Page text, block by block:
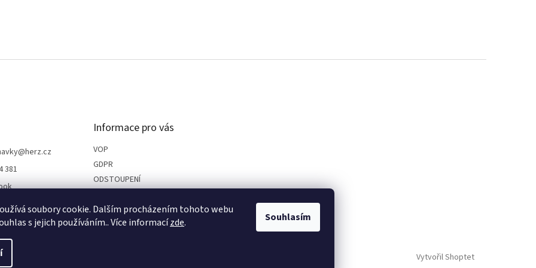
soubory cookie. Dalším procházením tohoto webu
s jejich používáním.. Více informacízde. Souhlasím
@herz.cz
381
Informace pro vás
VOP
GDPR
ODSTOUPENÍ
PARTNEŘI
Vytvořil Shoptet